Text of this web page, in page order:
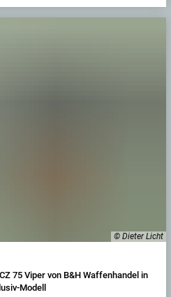
© Dieter Licht
75 Viper von B&H Waffenhandel in
Modell